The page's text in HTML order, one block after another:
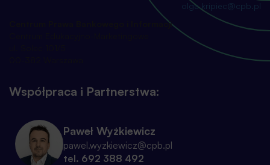
olga.kripiec@cpb.pl
Centrum Prawa Bankowego i Informacji
Współpraca i Partnerstwa:
Paweł Wyżkiewicz
pawel.wyzkiewicz@cpb.pl
tel. 692 388 492